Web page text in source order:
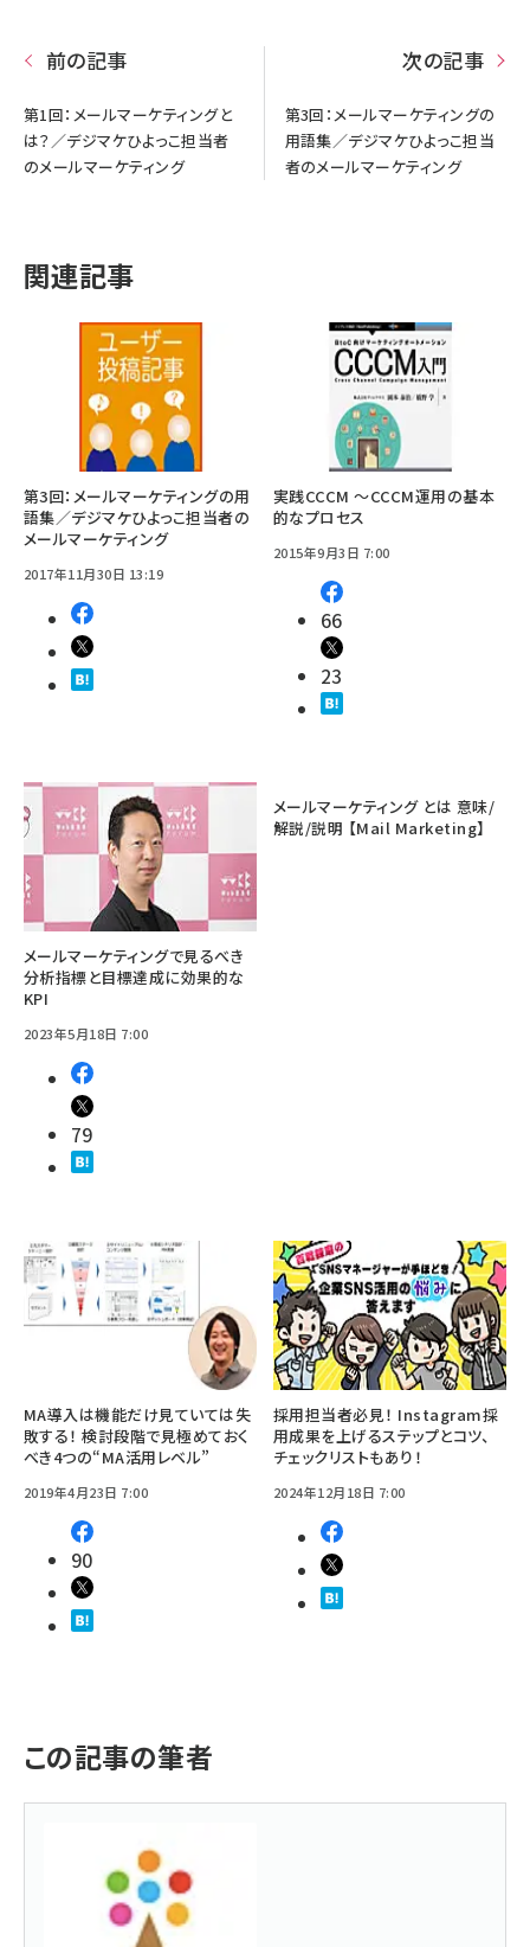
前の記事
第1回：メールマーケティングと
は？／デジマケひよっこ担当者
のメールマーケティング
次の記事
第3回：メールマーケティングの
用語集／デジマケひよっこ担当
者のメールマーケティング
関連記事
第3回：メールマーケティングの用
語集／デジマケひよっこ担当者の
メールマーケティング
2017年11月30日 13:19
実践CCCM ～CCCM運用の基本
的なプロセス
2015年9月3日 7:00
66
23
メールマーケティングで見るべき
分析指標と目標達成に効果的な
KPI
2023年5月18日 7:00
79
メールマーケティング とは 意味/
解説/説明 【Mail Marketing】
MA導入は機能だけ見ていては失
敗する！ 検討段階で見極めておく
べき4つの“MA活用レベル”
2019年4月23日 7:00
90
採用担当者必見！ Instagram採
用成果を上げるステップとコツ、
チェックリストもあり！
2024年12月18日 7:00
この記事の筆者